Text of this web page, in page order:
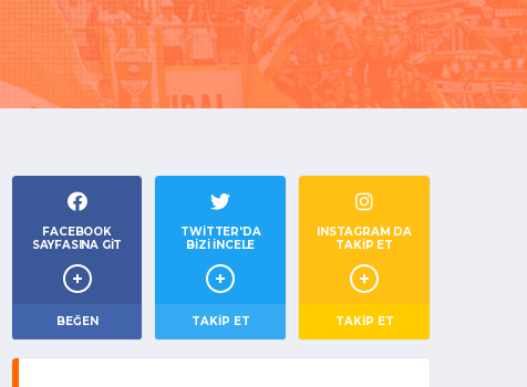
FACEBOOK
SAYFASINA GIT
BEĞEN
TWITTER'DA
BIZI İNCELE
TAKIP ET
INSTAGRAM DA
TAKİP ET
TAKİP ET